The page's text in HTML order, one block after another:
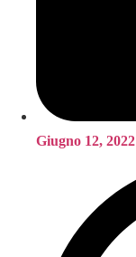
Giugno 12, 2022